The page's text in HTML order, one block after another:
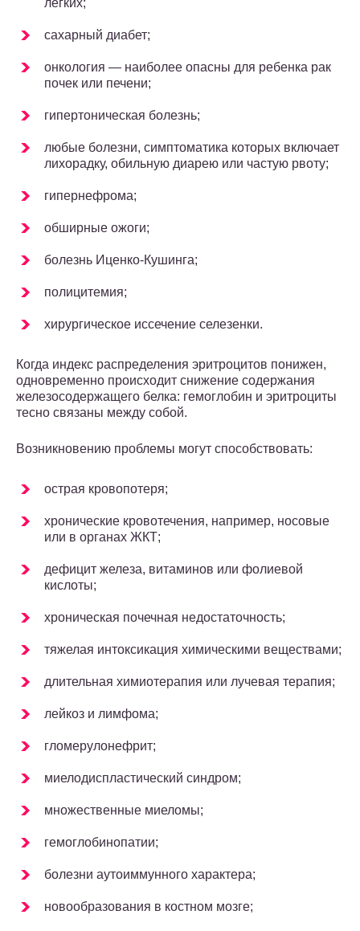
легких;
сахарный диабет;
онкология — наиболее опасны для ребенка рак
почек или печени;
гипертоническая болезнь;
любые болезни, симптоматика которых включает
лихорадку, обильную диарею или частую рвоту;
гипернефрома;
обширные ожоги;
болезнь Иценко-Кушинга;
полицитемия;
хирургическое иссечение селезенки.
Когда индекс распределения эритроцитов понижен,
одновременно происходит снижение содержания
железосодержащего белка: гемоглобин и эритроциты
тесно связаны между собой.
Возникновению проблемы могут способствовать:
острая кровопотеря;
хронические кровотечения, например, носовые
или в органах ЖКТ;
дефицит железа, витаминов или фолиевой
кислоты;
хроническая почечная недостаточность;
тяжелая интоксикация химическими веществами;
длительная химиотерапия или лучевая терапия;
лейкоз и лимфома;
гломерулонефрит;
миелодиспластический синдром;
множественные миеломы;
гемоглобинопатии;
болезни аутоиммунного характера;
новообразования в костном мозге;